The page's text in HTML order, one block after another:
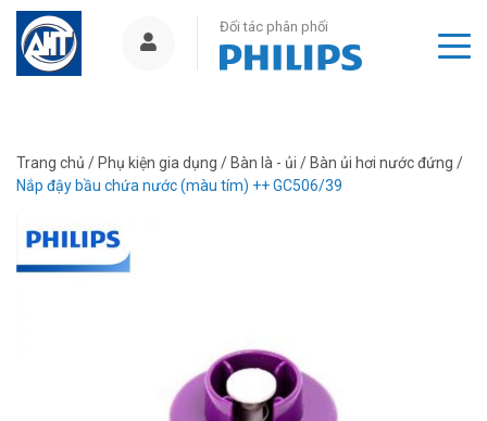
Đối tác phân phối
Trang chủ / Phụ kiện gia dụng / Bàn là - ủi / Bàn ủi hơi nước đứng /
Nắp đậy bầu chứa nước (màu tím) ++ GC506/39